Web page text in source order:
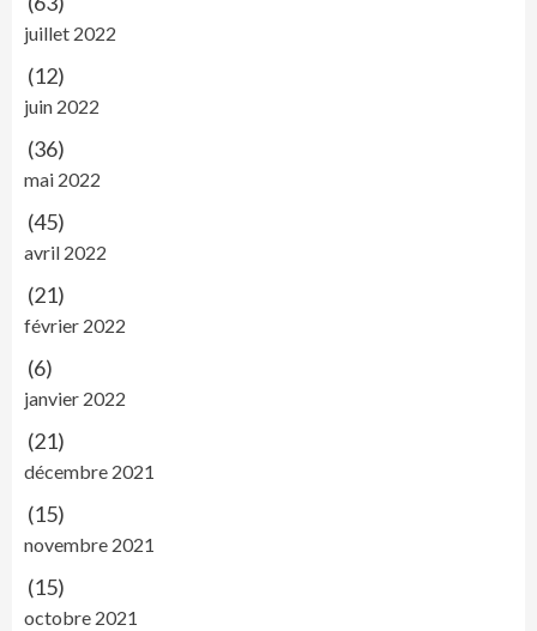
juillet 2022
(12)
juin 2022
(36)
mai 2022
(45)
avril 2022
(21)
février 2022
(6)
janvier 2022
(21)
décembre 2021
(15)
novembre 2021
(15)
octobre 2021